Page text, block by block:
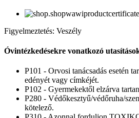
Figyelmeztetés: Veszély
Óvintézkedésekre vonatkozó
P101 - Orvosi tanácsadás esetén
edényét vagy címkéjét.
P102 - Gyermekektől elzárva
P280 - Védőkesztyű/védőruha/
kötelező.